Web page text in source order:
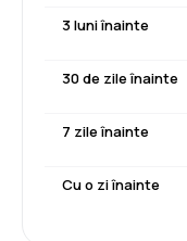
3 luni înainte
30 de zile înainte
7 zile înainte
Cu o zi înainte